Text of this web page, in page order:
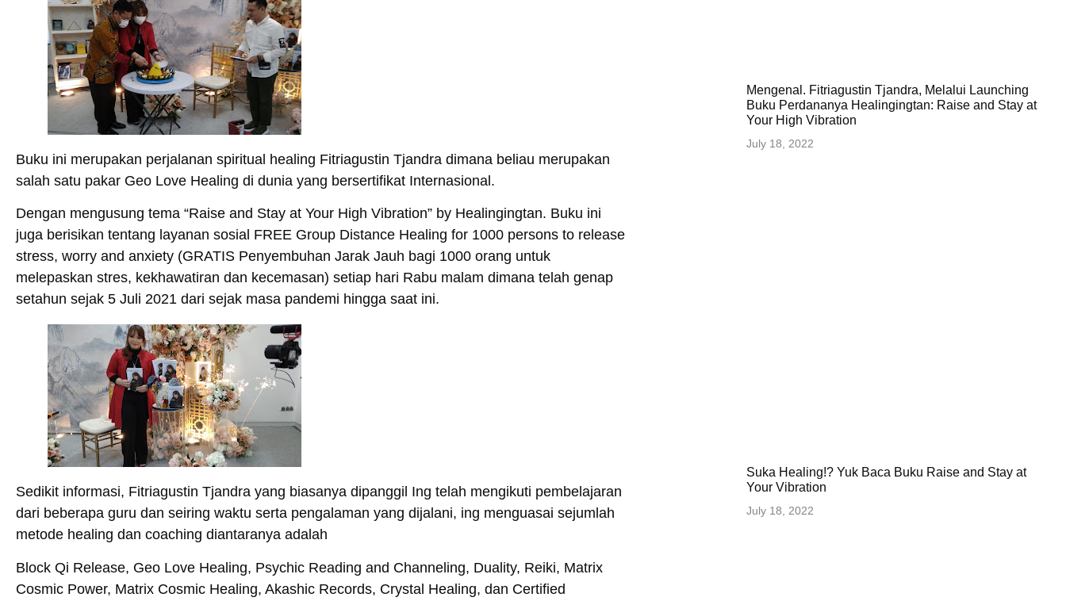
Buku ini merupakan perjalanan spiritual healing Fitriagustin Tjandra dimana beliau merupakan
salah satu pakar Geo Love Healing di dunia yang bersertifikat Internasional.
Dengan mengusung tema “Raise and Stay at Your High Vibration” by Healingingtan. Buku ini
juga berisikan tentang layanan sosial FREE Group Distance Healing for 1000 persons to release
stress, worry and anxiety (GRATIS Penyembuhan Jarak Jauh bagi 1000 orang untuk
melepaskan stres, kekhawatiran dan kecemasan) setiap hari Rabu malam dimana telah genap
setahun sejak 5 Juli 2021 dari sejak masa pandemi hingga saat ini.
Sedikit informasi, Fitriagustin Tjandra yang biasanya dipanggil Ing telah mengikuti pembelajaran
dari beberapa guru dan seiring waktu serta pengalaman yang dijalani, ing menguasai sejumlah
metode healing dan coaching diantaranya adalah
Block Qi Release, Geo Love Healing, Psychic Reading and Channeling, Duality, Reiki, Matrix
Cosmic Power, Matrix Cosmic Healing, Akashic Records, Crystal Healing, dan Certified
Mengenal. Fitriagustin Tjandra, Melalui Launching
Buku Perdananya Healingingtan: Raise and Stay at
Your High Vibration
July 18, 2022
Suka Healing!? Yuk Baca Buku Raise and Stay at
Your Vibration
July 18, 2022